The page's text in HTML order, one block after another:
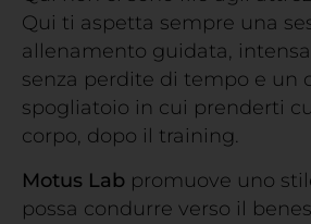
Qui ti aspetta sempre una
allenamento guidata,
senza perdite di tempo e un
spogliatoio in cui prenderti
corpo, dopo il training.
Motus Lab promuove uno
possa condurre verso il